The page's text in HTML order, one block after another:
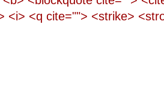
<i> <q cite=""> <strike>